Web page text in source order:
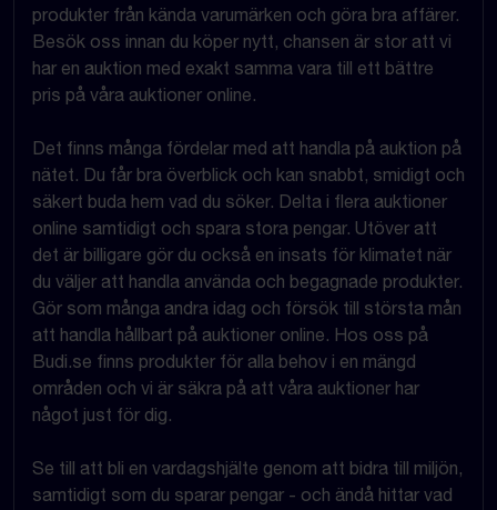
produkter från kända varumärken och göra bra affärer.
Besök oss innan du köper nytt, chansen är stor att vi
har en auktion med exakt samma vara till ett bättre
pris på våra auktioner online.
Det finns många fördelar med att handla på auktion på
nätet. Du får bra överblick och kan snabbt, smidigt och
säkert buda hem vad du söker. Delta i flera auktioner
online samtidigt och spara stora pengar. Utöver att
det är billigare gör du också en insats för klimatet när
du väljer att handla använda och begagnade produkter.
Gör som många andra idag och försök till största mån
att handla hållbart på auktioner online. Hos oss på
Budi.se finns produkter för alla behov i en mängd
områden och vi är säkra på att våra auktioner har
något just för dig.
Se till att bli en vardagshjälte genom att bidra till miljön,
samtidigt som du sparar pengar - och ändå hittar vad